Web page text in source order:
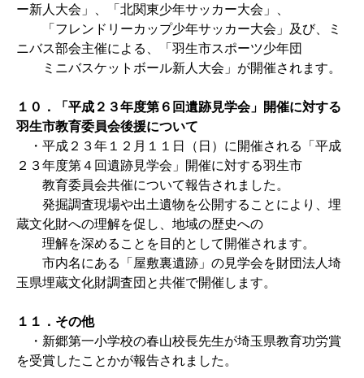
ー新人大会」、「北関東少年サッカー大会」、
「フレンドリーカップ少年サッカー大会」及び、ミ
ニバス部会主催による、「羽生市スポーツ少年団
ミニバスケットボール新人大会」が開催されます。
１０．「平成２３年度第６回遺跡見学会」開催に対する
羽生市教育委員会後援について
・平成２３年１２月１１日（日）に開催される「平成
２３年度第４回遺跡見学会」開催に対する羽生市
教育委員会共催について報告されました。
発掘調査現場や出土遺物を公開することにより、埋
蔵文化財への理解を促し、地域の歴史への
理解を深めることを目的として開催されます。
市内名にある「屋敷裏遺跡」の見学会を財団法人埼
玉県埋蔵文化財調査団と共催で開催します。
１１．その他
・新郷第一小学校の春山校長先生が埼玉県教育功労賞
を受賞したことかが報告されました。